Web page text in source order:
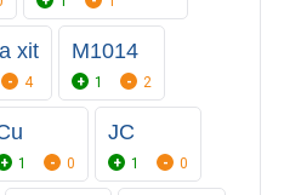
xit
4
M1014
1 2
1 0
JC
1 0